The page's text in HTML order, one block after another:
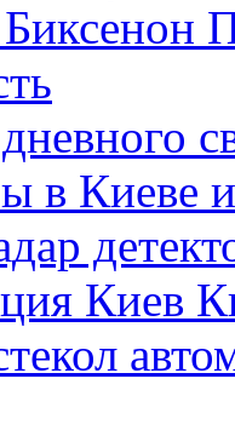
в Киеве
Киев